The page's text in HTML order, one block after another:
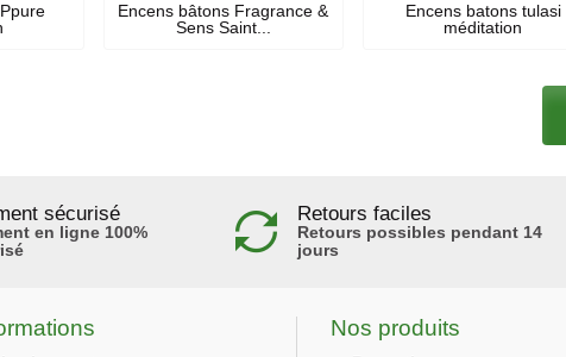
Encens bâtons Fragrance &
Sens Saint...
Encens batons tulasi
méditation
sécurisé
en ligne 100%
Retours faciles
Retours possibles pendant 14
jours
Nos produits